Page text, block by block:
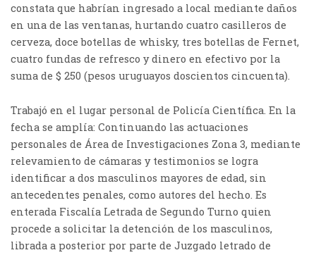
constata que habrían ingresado a local mediante daños
en una de las ventanas, hurtando cuatro casilleros de
cerveza, doce botellas de whisky, tres botellas de Fernet,
cuatro fundas de refresco y dinero en efectivo por la
suma de $ 250 (pesos uruguayos doscientos cincuenta).
Trabajó en el lugar personal de Policía Científica. En la
fecha se amplía: Continuando las actuaciones
personales de Área de Investigaciones Zona 3, mediante
relevamiento de cámaras y testimonios se logra
identificar a dos masculinos mayores de edad, sin
antecedentes penales, como autores del hecho. Es
enterada Fiscalía Letrada de Segundo Turno quien
procede a solicitar la detención de los masculinos,
librada a posterior por parte de Juzgado letrado de